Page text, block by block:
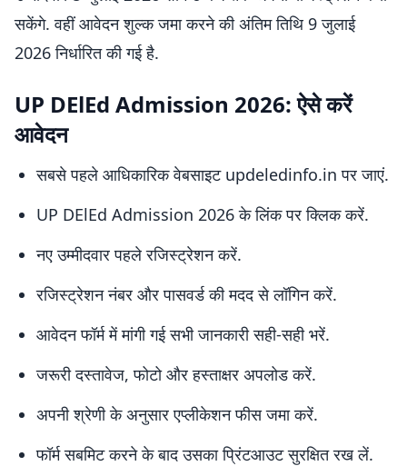
सकेंगे. वहीं आवेदन शुल्क जमा करने की अंतिम तिथि 9 जुलाई
2026 निर्धारित की गई है.
UP DElEd Admission 2026: ऐसे करें
आवेदन
सबसे पहले आधिकारिक वेबसाइट updeledinfo.in पर जाएं.
UP DElEd Admission 2026 के लिंक पर क्लिक करें.
नए उम्मीदवार पहले रजिस्ट्रेशन करें.
रजिस्ट्रेशन नंबर और पासवर्ड की मदद से लॉगिन करें.
आवेदन फॉर्म में मांगी गई सभी जानकारी सही-सही भरें.
जरूरी दस्तावेज, फोटो और हस्ताक्षर अपलोड करें.
अपनी श्रेणी के अनुसार एप्लीकेशन फीस जमा करें.
फॉर्म सबमिट करने के बाद उसका प्रिंटआउट सुरक्षित रख लें.